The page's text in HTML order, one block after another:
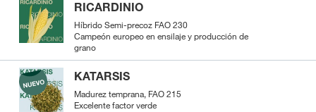
RICARDINIO
Híbrido Semi-precoz FAO 230
Campeón europeo en ensilaje y producción de
grano
KATARSIS
Madurez temprana, FAO 215
Excelente factor verde